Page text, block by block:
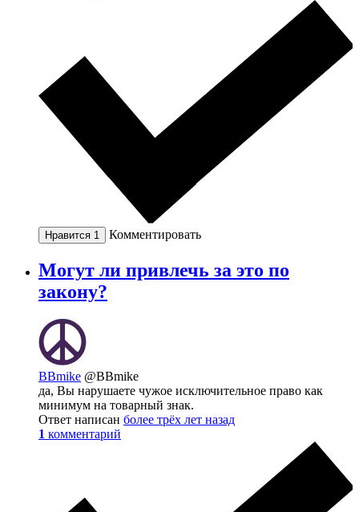
Нравится 1 Комментировать
Могут ли привлечь за это по
закону?
BBmike @BBmike
да, Вы нарушаете чужое исключительное право как
минимум на товарный знак.
Ответ написан более трёх лет назад
1 комментарий